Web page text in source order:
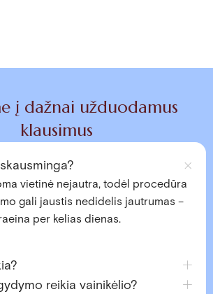
į dažnai užduodamus
klausimus
vietinė nejautra, todėl procedūra
gali jaustis nedidelis jautrumas –
per kelias dienas.
reikia vainikėlio?